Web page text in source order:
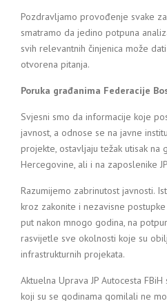
Pozdravljamo provođenje svake
smatramo da jedino potpuna
svih relevantnih činjenica može
otvorena pitanja.
Poruka građanima Federacije
Svjesni smo da informacije koje
javnost, a odnose se na javne
projekte, ostavljaju težak utisak na
Hercegovine, ali i na zaposlenike
Razumijemo zabrinutost javnosti.
kroz zakonite i nezavisne
put nakon mnogo godina, na
rasvijetle sve okolnosti koje su
infrastrukturnih projekata.
Aktuelna Uprava JP Autocesta
koji su se godinama gomilali ne